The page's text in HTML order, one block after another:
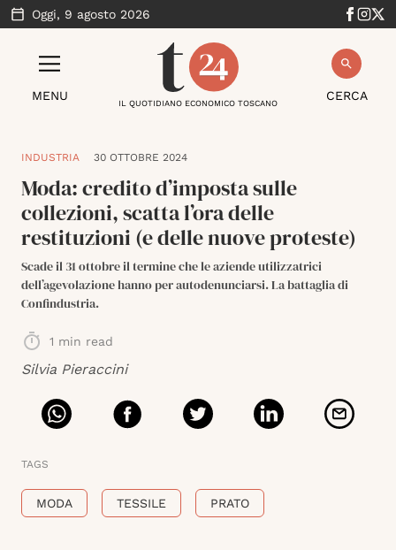
Oggi, 9 agosto 2026
MENU CERCA
IL QUOTIDIANO ECONOMICO TOSCANO
INDUSTRIA 30 OTTOBRE 2024
Moda: credito d’imposta sulle
collezioni, scatta l’ora delle
restituzioni (e delle nuove proteste)
Scade il 31 ottobre il termine che le aziende utilizzatrici
dell’agevolazione hanno per autodenunciarsi. La battaglia di
Confindustria.
1 min read
Silvia Pieraccini
TAGS
MODA TESSILE PRATO